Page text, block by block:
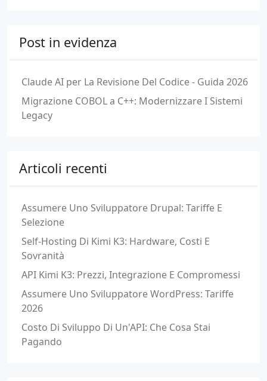
Post in evidenza
Claude AI per La Revisione Del Codice - Guida 2026
Migrazione COBOL a C++: Modernizzare I Sistemi
Legacy
Articoli recenti
Assumere Uno Sviluppatore Drupal: Tariffe E
Selezione
Self-Hosting Di Kimi K3: Hardware, Costi E
Sovranità
API Kimi K3: Prezzi, Integrazione E Compromessi
Assumere Uno Sviluppatore WordPress: Tariffe
2026
Costo Di Sviluppo Di Un'API: Che Cosa Stai
Pagando